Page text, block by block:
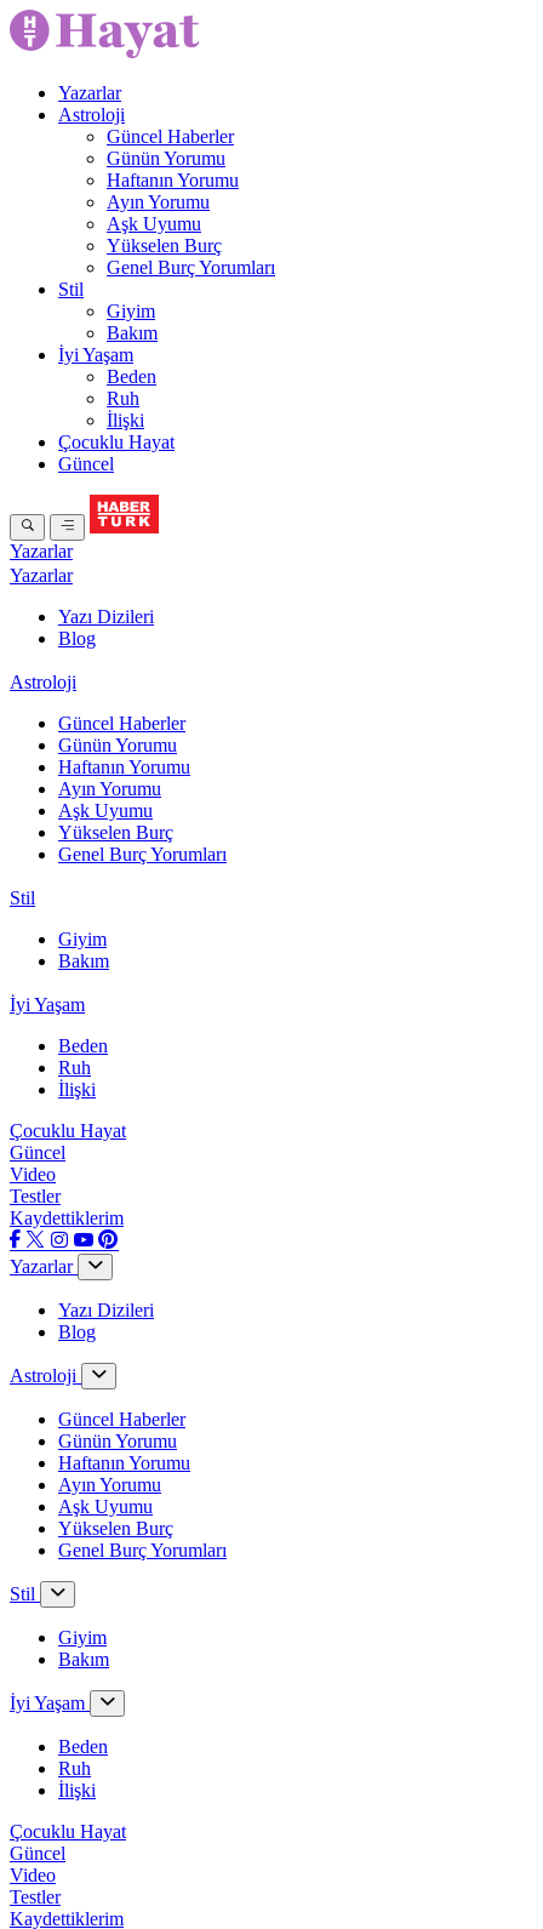
Yazarlar
Astroloji
Güncel Haberler
Günün Yorumu
Haftanın Yorumu
Ayın Yorumu
Aşk Uyumu
Yükselen Burç
Genel Burç Yorumları
Stil
Giyim
Bakım
İyi Yaşam
Beden
Ruh
İlişki
Çocuklu Hayat
Güncel
Yazarlar
Yazarlar
Yazı Dizileri
Blog
Astroloji
Güncel Haberler
Günün Yorumu
Haftanın Yorumu
Ayın Yorumu
Aşk Uyumu
Yükselen Burç
Genel Burç Yorumları
Stil
Giyim
Bakım
İyi Yaşam
Beden
Ruh
İlişki
Çocuklu Hayat
Güncel
Video
Testler
Kaydettiklerim
Yazarlar
Yazı Dizileri
Blog
Astroloji
Güncel Haberler
Günün Yorumu
Haftanın Yorumu
Ayın Yorumu
Aşk Uyumu
Yükselen Burç
Genel Burç Yorumları
Stil
Giyim
Bakım
İyi Yaşam
Beden
Ruh
İlişki
Çocuklu Hayat
Güncel
Video
Testler
Kaydettiklerim